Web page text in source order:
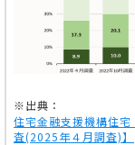
※出典：
住宅金融支援機構住
査(2025年４月調査)】